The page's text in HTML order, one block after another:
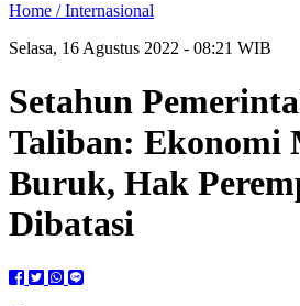
Home /Internasional
Selasa, 16 Agustus 2022 - 08:21 WIB
Setahun
Taliban: Ekonomi
Buruk, Hak
Dibatasi